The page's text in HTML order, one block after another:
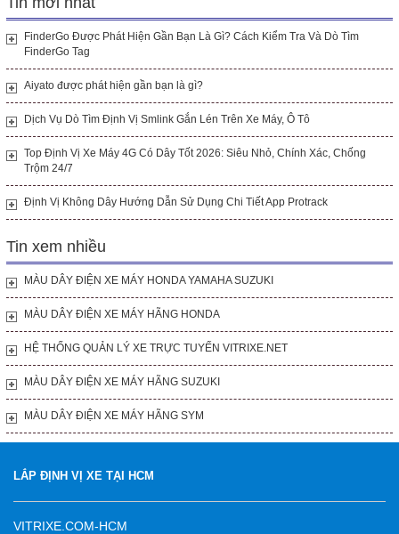
FinderGo Được Phát Hiện Gần Bạn Là Gì? Cách Kiểm Tra Và Dò Tìm
FinderGo Tag
Aiyato được phát hiện gần bạn là gì?
Dịch Vụ Dò Tìm Định Vị Smlink Gắn Lén Trên Xe Máy, Ô Tô
Top Định Vị Xe Máy 4G Có Dây Tốt 2026: Siêu Nhỏ, Chính Xác, Chống
Trộm 24/7
Định Vị Không Dây Hướng Dẫn Sử Dụng Chi Tiết App Protrack
Tin xem nhiều
MÀU DÂY ĐIỆN XE MÁY HONDA YAMAHA SUZUKI
MÀU DÂY ĐIỆN XE MÁY HÃNG HONDA
HỆ THỐNG QUẢN LÝ XE TRỰC TUYẾN VITRIXE.NET
MÀU DÂY ĐIỆN XE MÁY HÃNG SUZUKI
MÀU DÂY ĐIỆN XE MÁY HÃNG SYM
LẮP ĐỊNH VỊ XE TẠI HCM
VITRIXE.COM-HCM